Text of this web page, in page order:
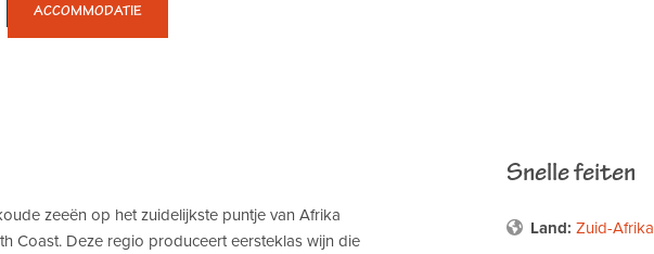
ACCOMMODATIE
zeeën op het zuidelijkste puntje van Afrika
Coast. Deze regio produceert eersteklas wijn die
Snelle feiten
Land: Zuid-Afrika